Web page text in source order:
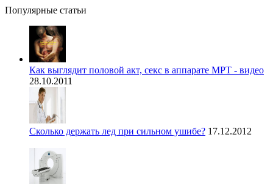
Популярные статьи
Как выглядит половой акт, секс в аппарате МРТ - видео
28.10.2011
Сколько держать лед при сильном ушибе? 17.12.2012